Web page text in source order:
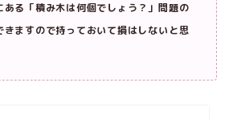
ある「積み木は何個でしょう？」問題の
きますので持っておいて損はしないと思